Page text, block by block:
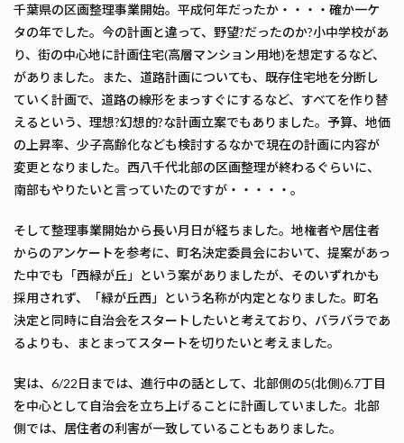
千葉県の区画整理事業開始。平成何年だったか・・・・確か一ケ
タの年でした。今の計画と違って、野望?だったのか?小中学校があ
り、街の中心地に計画住宅(高層マンション用地)を想定するなど、
がありました。また、道路計画についても、既存住宅地を分断し
ていく計画で、道路の線形をまっすぐにするなど、すべてを作り替
えるという、理想?幻想的?な計画立案でもありました。予算、地価
の上昇率、少子高齢化なども検討するなかで現在の計画に内容が
変更となりました。西八千代北部の区画整理が終わるぐらいに、
南部もやりたいと言っていたのですが・・・・・。
そして整理事業開始から長い月日が経ちました。地権者や居住者
からのアンケートを参考に、町名決定委員会において、提案があっ
た中でも「西緑が丘」という案がありましたが、そのいずれかも
採用されず、「緑が丘西」という名称が内定となりました。町名
決定と同時に自治会をスタートしたいと考えており、バラバラであ
るよりも、まとまってスタートを切りたいと考えました。
実は、6/22日までは、進行中の話として、北部側の5(北側)6.7丁目
を中心として自治会を立ち上げることに計画していました。北部
側では、居住者の利害が一致していることもありました。